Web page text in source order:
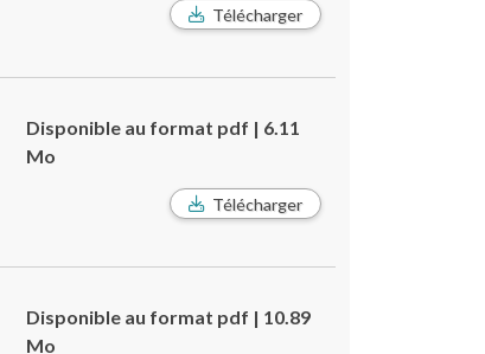
Télécharger
Disponible au format pdf | 6.11
Mo
Télécharger
Disponible au format pdf | 10.89
Mo